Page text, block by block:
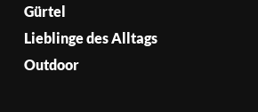
Gürtel
Lieblinge des Alltags
Outdoor